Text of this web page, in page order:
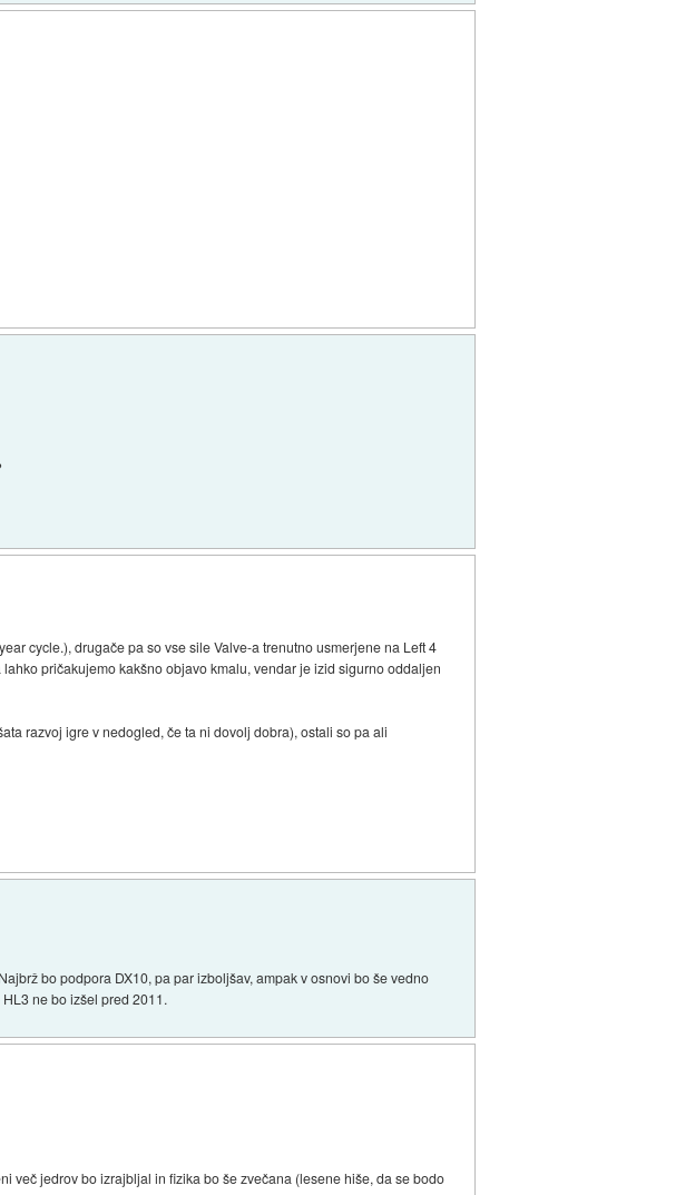
cycle.), drugače pa so vse sile Valve-a trenutno usmerjene na Left 4
pričakujemo kakšno objavo kmalu, vendar je izid sigurno oddaljen
razvoj igre v nedogled, če ta ni dovolj dobra), ostali so pa ali
bo podpora DX10, pa par izboljšav, ampak v osnovi bo še vedno
ne bo izšel pred 2011.
več jedrov bo izrajbljal in fizika bo še zvečana (lesene hiše, da se bodo